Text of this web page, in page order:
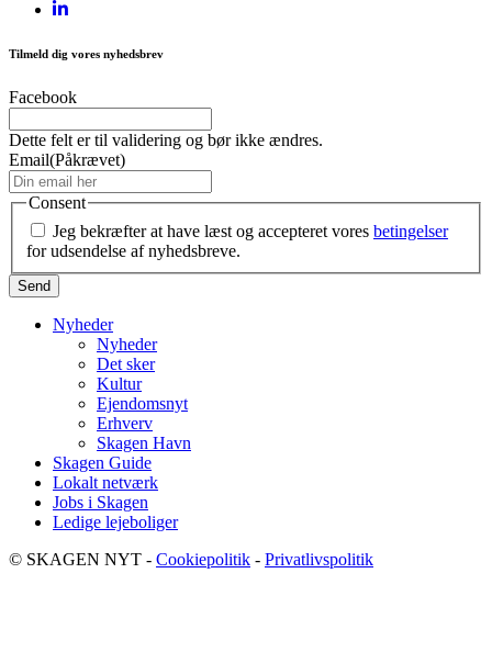
Tilmeld dig vores nyhedsbrev
Facebook
Dette felt er til validering og bør ikke ændres.
Email(Påkrævet)
Consent
Jeg bekræfter at have læst og accepteret vores betingelser
for udsendelse af nyhedsbreve.
Nyheder
Nyheder
Det sker
Kultur
Ejendomsnyt
Erhverv
Skagen Havn
Skagen Guide
Lokalt netværk
Jobs i Skagen
Ledige lejeboliger
© SKAGEN NYT - Cookiepolitik - Privatlivspolitik